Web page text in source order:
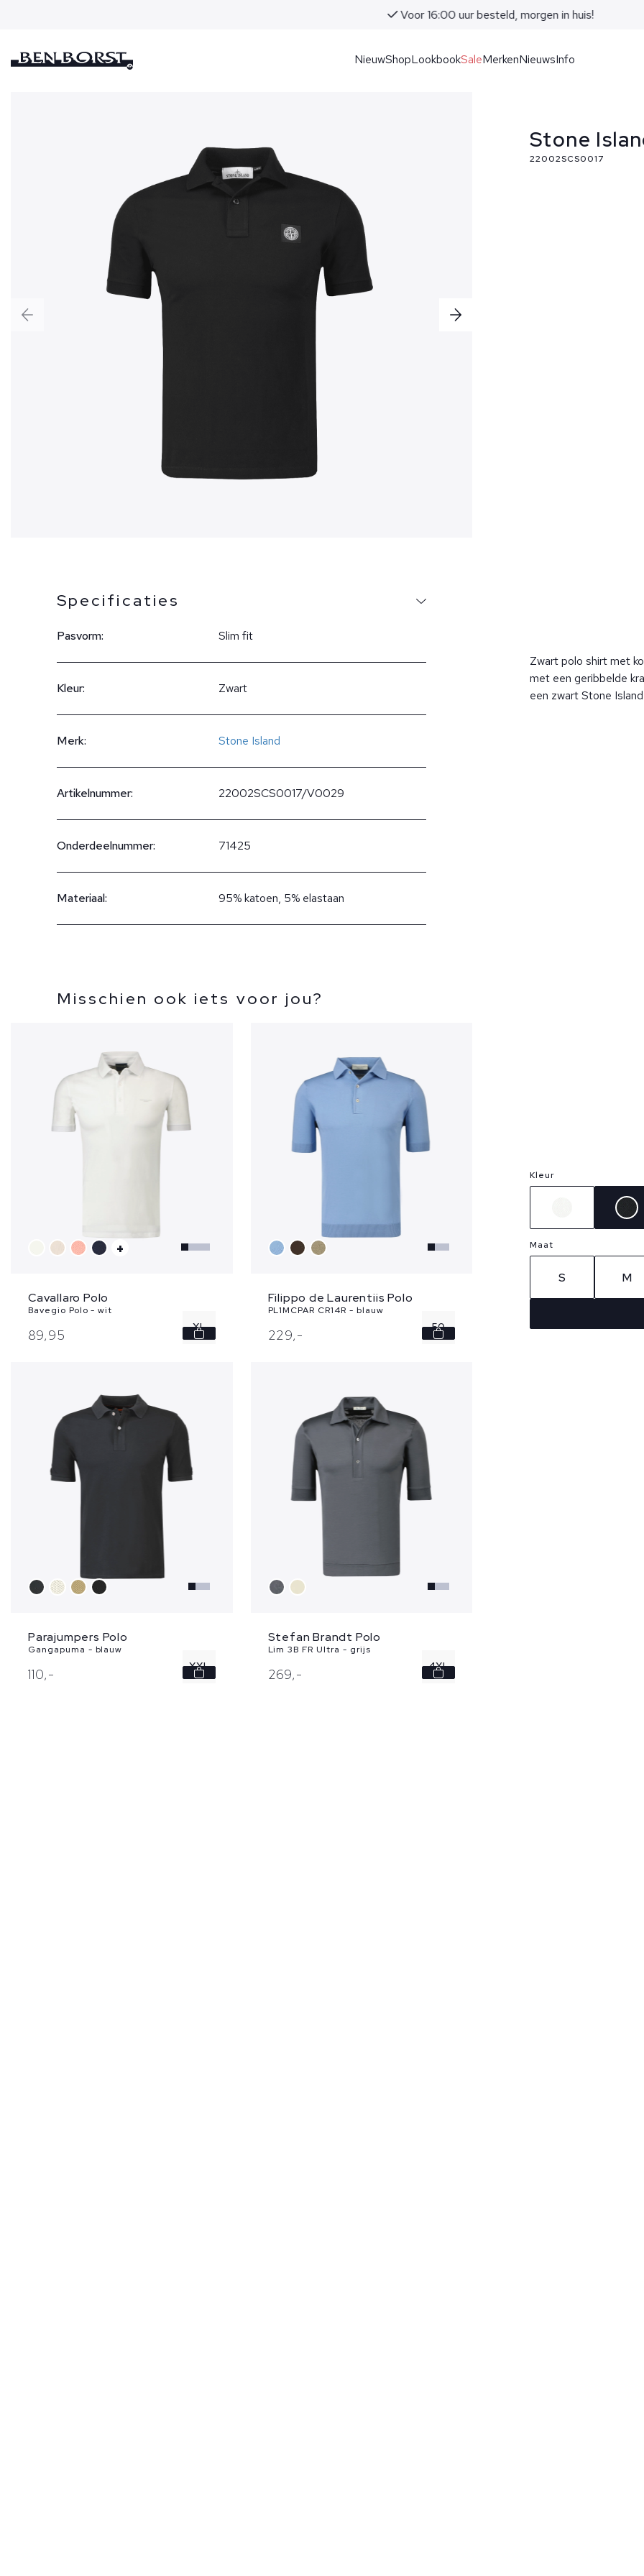
Voor 16:00 uur besteld, morgen in huis!
NieuwShopLookbookSaleMerkenNieuwsInfo
Specificaties
Pasvorm: Slim fit
Kleur: Zwart
Merk: Stone Island
Artikelnummer: 22002SCS0017/V0029
Onderdeelnummer: 71425
Materiaal: 95% katoen, 5% elastaan
Misschien ook iets voor jou?
+
Cavallaro Polo
Bavegio Polo - wit
89,95 XL
Filippo de Laurentiis Polo
PL1MCPAR CR14R - blauw
229,- 50
Parajumpers Polo
Gangapuma - blauw
110,- XXL
Stefan Brandt Polo
Lim 3B FR Ultra - grijs
269,- 4XL
Stone
22002SCS0017
Zwart polo shirt met
met een geribbelde
een zwart Stone
Kleur
Maat
S M